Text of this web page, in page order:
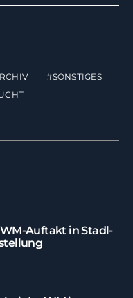
SONSTIGES
Auftakt in Stadl-